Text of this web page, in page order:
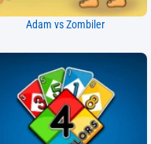
Adam vs Zombiler